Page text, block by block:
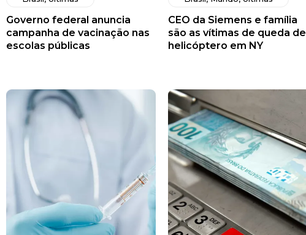
Governo federal anuncia
campanha de vacinação nas
escolas públicas
CEO da Siemens e família
são as vítimas de queda de
helicóptero em NY